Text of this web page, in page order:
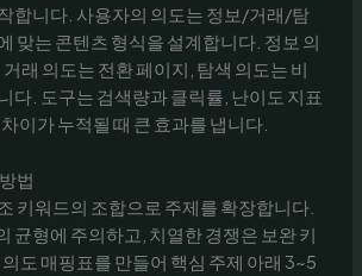
합니다. 사용자의 의도는 정보/거래/탐
맞는 콘텐츠 형식을 설계합니다. 정보 의
래 의도는 전환 페이지, 탐색 의도는 비
다. 도구는 검색량과 클릭률, 난이도 지표
이가 누적될 때 큰 효과를 냅니다.
법
키워드의 조합으로 주제를 확장합니다.
균형에 주의하고, 치열한 경쟁은 보완 키
도 매핑표를 만들어 핵심 주제 아래 3~5